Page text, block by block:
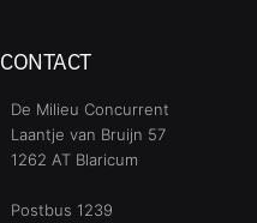
CONTACT
De Milieu Concurrent
Laantje van Bruijn 57
1262 AT Blaricum
Postbus 1239